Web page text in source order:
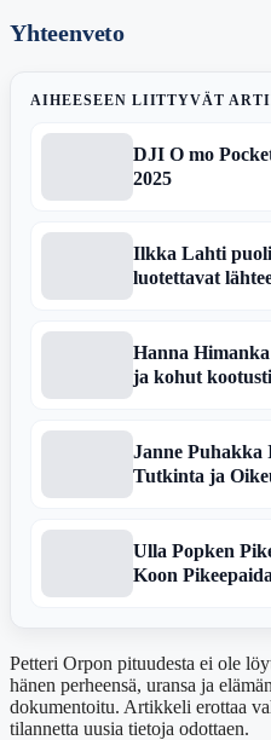
Yhteenveto
AIHEESEEN LIITTYVÄT
DJI O mo
2025
Ilkka Lahti
luotettavat
Hanna
ja kohut kootusti
Janne Puhakka
Tutkinta ja
Ulla Popken
Koon
Petteri Orpon pituudesta ei ole
hänen perheensä, uransa ja
dokumentoitu. Artikkeli erottaa
tilannetta uusia tietoja odottaen.